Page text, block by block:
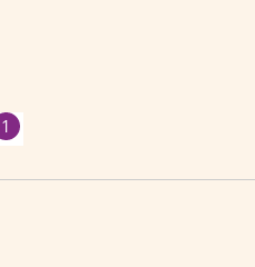
1